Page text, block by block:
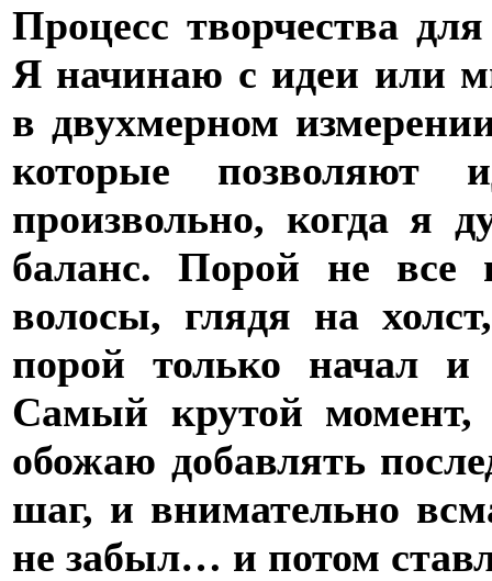
Процесс творчества
Я начинаю с идеи или
в двухмерном
которые позволяют
произвольно, когда я
баланс. Порой не все
волосы, глядя на
порой только начал и
Самый крутой момент,
обожаю добавлять
шаг, и внимательно
не забыл… и потом